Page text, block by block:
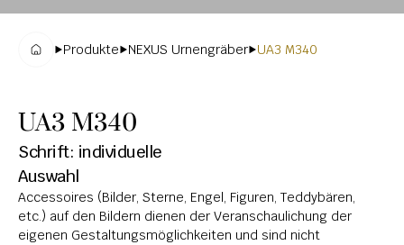
DENKMALE
MAGRADO
KOLUMBARIEN
BREITSTEINE
LIEGESTEINE
URNENANLAGEN
Produkte NEXUS Urnengräber UA3 M340
UA3 M340
Schrift: individuelle
Auswahl
Accessoires (Bilder, Sterne, Engel, Figuren, Teddybären,
etc.) auf den Bildern dienen der Veranschaulichung der
eigenen Gestaltungsmöglichkeiten und sind nicht